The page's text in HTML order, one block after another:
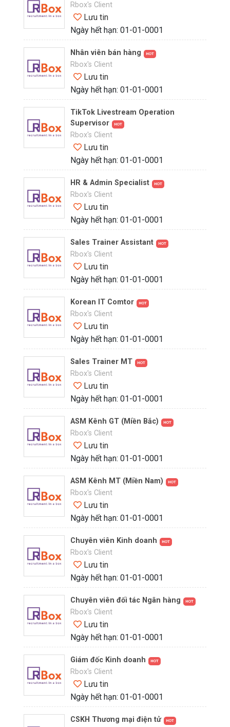
Rbox's Client
Lưu tin
Ngày hết hạn: 01-01-0001
Nhân viên bán hàng HOT
Rbox's Client
Lưu tin
Ngày hết hạn: 01-01-0001
TikTok Livestream Operation
Supervisor
HOT
Rbox's Client
Lưu tin
Ngày hết hạn: 01-01-0001
HR & Admin Specialist HOT
Rbox's Client
Lưu tin
Ngày hết hạn: 01-01-0001
Sales Trainer Assistant HOT
Rbox's Client
Lưu tin
Ngày hết hạn: 01-01-0001
Korean IT Comtor HOT
Rbox's Client
Lưu tin
Ngày hết hạn: 01-01-0001
Sales Trainer MT HOT
Rbox's Client
Lưu tin
Ngày hết hạn: 01-01-0001
ASM Kênh GT (Miền Bắc) HOT
Rbox's Client
Lưu tin
Ngày hết hạn: 01-01-0001
ASM Kênh MT (Miền Nam) HOT
Rbox's Client
Lưu tin
Ngày hết hạn: 01-01-0001
Chuyên viên Kinh doanh HOT
Rbox's Client
Lưu tin
Ngày hết hạn: 01-01-0001
Chuyên viên đối tác Ngân hàng HOT
Rbox's Client
Lưu tin
Ngày hết hạn: 01-01-0001
Giám đốc Kinh doanh HOT
Rbox's Client
Lưu tin
Ngày hết hạn: 01-01-0001
CSKH Thương mại điện tử HOT